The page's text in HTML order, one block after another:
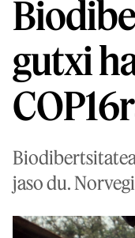
gutxi
jaso du.